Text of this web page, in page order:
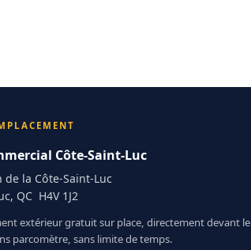
Côte-Saint-Luc
de la Côte-Saint-Luc
QC H4V 1J2
extérieur gratuit sur place, directement devant le
parcomètre, sans limite de temps.